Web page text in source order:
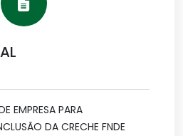
EMPRESA PARA
DA CRECHE FNDE